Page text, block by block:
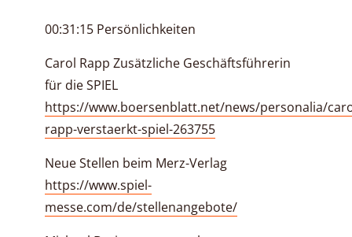
00:31:15 Persönlichkeiten
Carol Rapp Zusätzliche Geschäftsführerin
für die SPIEL
https://www.boersenblatt.net/news/personalia/
rapp-verstaerkt-spiel-263755
Neue Stellen beim Merz-Verlag
https://www.spiel-
messe.com/de/stellenangebote/